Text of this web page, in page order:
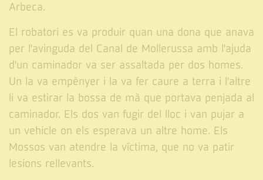
Arbeca.
El robatori es va produir quan una dona que anava
per l'avinguda del Canal de Mollerussa amb l'ajuda
d'un caminador va ser assaltada per dos homes.
Un la va empènyer i la va fer caure a terra i l'altre
li va estirar la bossa de mà que portava penjada al
caminador. Els dos van fugir del lloc i van pujar a
un vehicle on els esperava un altre home. Els
Mossos van atendre la víctima, que no va patir
lesions rellevants.